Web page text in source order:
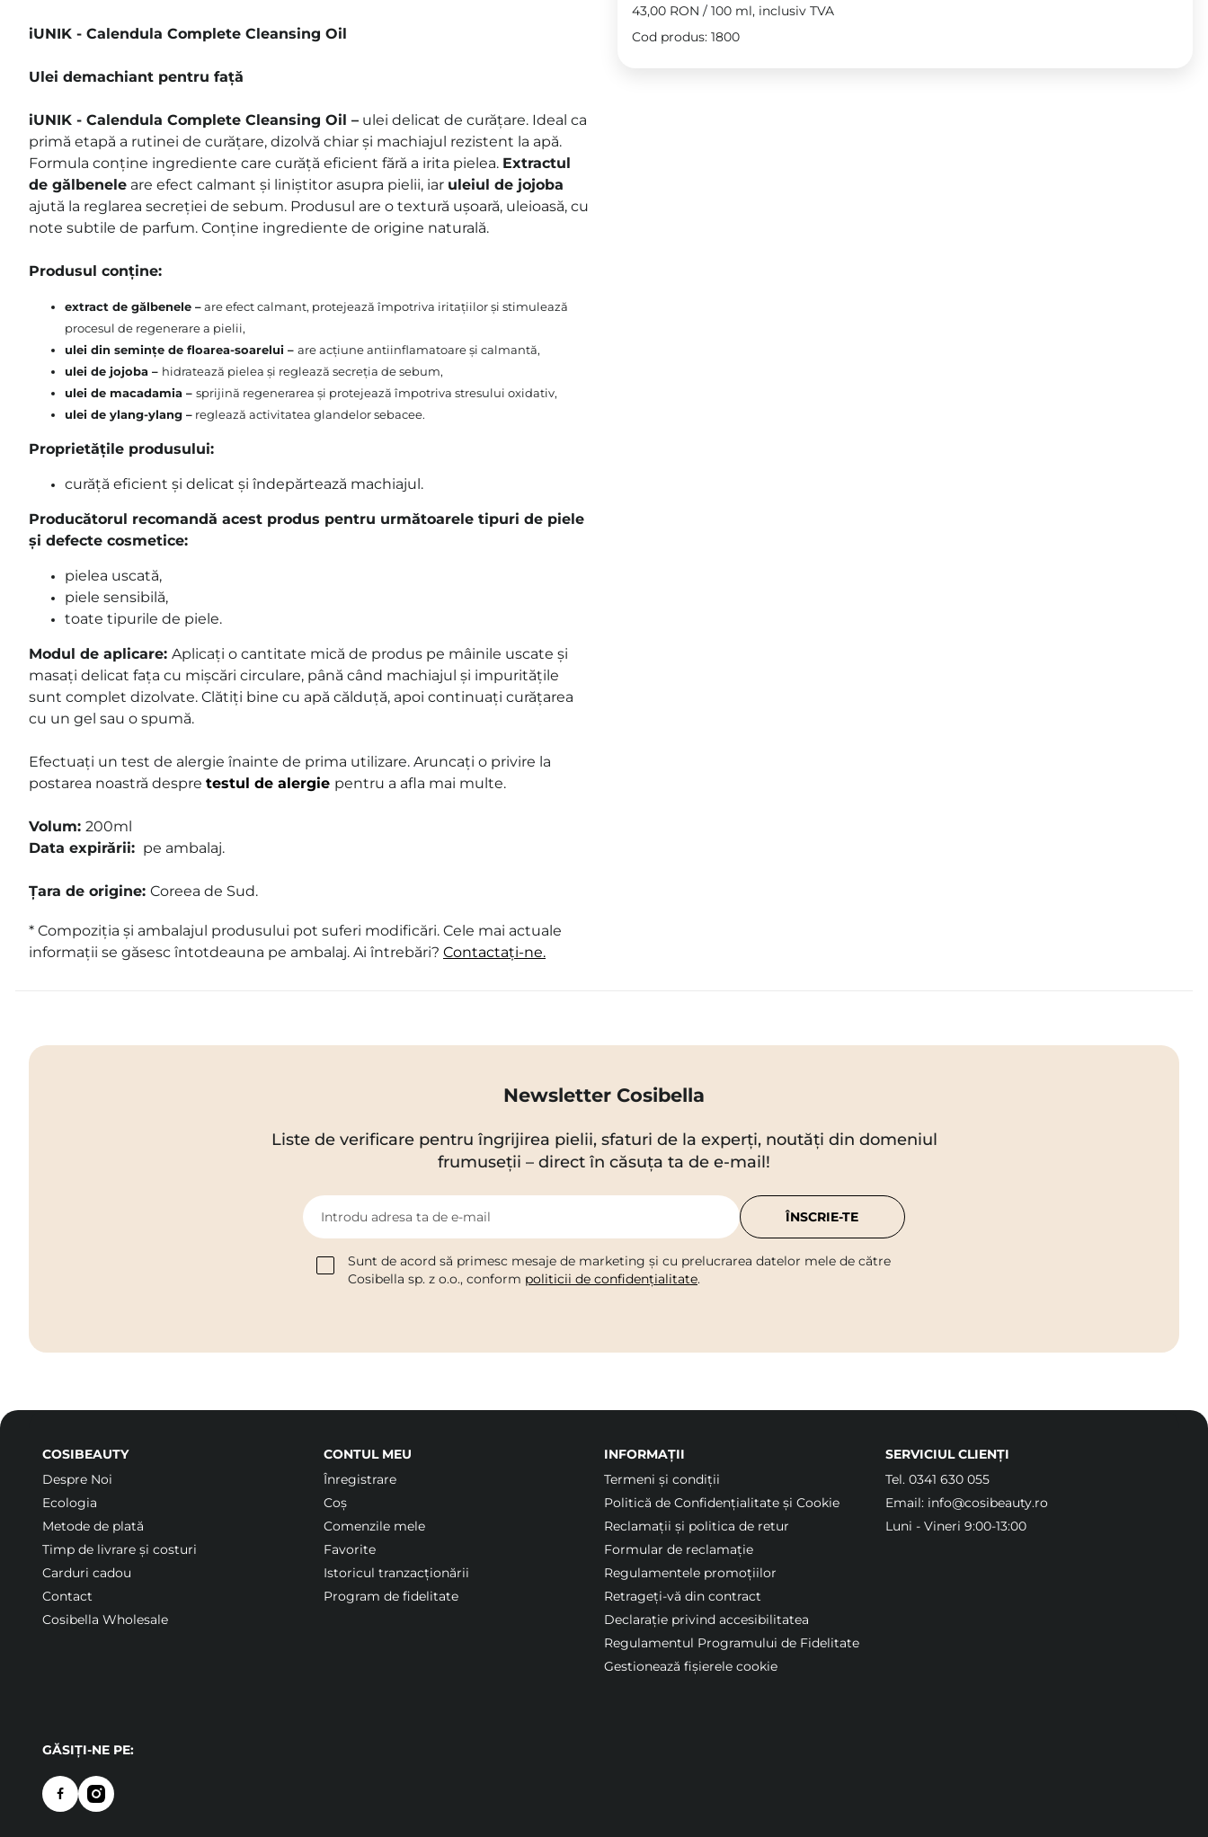
iUNIK - Calendula Complete Cleansing Oil
Ulei demachiant pentru față
iUNIK - Calendula Complete Cleansing Oil – ulei delicat de curățare. Ideal ca
primă etapă a rutinei de curățare, dizolvă chiar și machiajul rezistent la apă.
Formula conține ingrediente care curăță eficient fără a irita pielea. Extractul
de gălbenele are efect calmant și liniștitor asupra pielii, iar uleiul de jojoba
ajută la reglarea secreției de sebum. Produsul are o textură ușoară, uleioasă, cu
note subtile de parfum. Conține ingrediente de origine naturală.
Produsul conține:
extract de gălbenele –are efect calmant, protejează împotriva iritațiilor și stimulează
procesul de regenerare a pielii,
ulei din semințe de floarea-soarelui – are acțiune antiinflamatoare și calmantă,
ulei de jojoba – hidratează pielea și reglează secreția de sebum,
ulei de macadamia – sprijină regenerarea și protejează împotriva stresului oxidativ,
ulei de ylang-ylang – reglează activitatea glandelor sebacee.
Proprietățile produsului:
curăță eficient și delicat și îndepărtează machiajul.
Producătorul recomandă acest produs pentru următoarele tipuri de piele
și defecte cosmetice:
pielea uscată,
piele sensibilă,
toate tipurile de piele.
Modul de aplicare: Aplicați o cantitate mică de produs pe mâinile uscate și
masați delicat fața cu mișcări circulare, până când machiajul și impuritățile
sunt complet dizolvate. Clătiți bine cu apă călduță, apoi continuați curățarea
cu un gel sau o spumă.
Efectuați un test de alergie înainte de prima utilizare. Aruncați o privire la
postarea noastră despre testul de alergie pentru a afla mai multe.
Volum: 200ml
Data expirării: pe ambalaj.
Țara de origine: Coreea de Sud.
* Compoziția și ambalajul produsului pot suferi modificări. Cele mai actuale
informații se găsesc întotdeauna pe ambalaj. Ai întrebări? Contactați-ne.
43,00 RON / 100 ml, inclusiv TVA
Cod produs: 1800
Newsletter Cosibella
Liste de verificare pentru îngrijirea pielii, sfaturi de la experți, noutăți din domeniul
frumuseții – direct în căsuța ta de e-mail!
Introdu adresa ta de e-mail
Sunt de acord să primesc mesaje de marketing și cu prelucrarea datelor mele de către
Cosibella sp. z o.o., conform politicii de confidențialitate.
ÎNSCRIE-TE
COSIBEAUTY
Despre Noi
Ecologia
Metode de plată
Timp de livrare și costuri
Carduri cadou
Contact
Cosibella Wholesale
CONTUL MEU
Înregistrare
Coș
Comenzile mele
Favorite
Istoricul tranzacționării
Program de fidelitate
INFORMAȚII
Termeni şi condiții
Politică de Confidențialitate și Cookie
Reclamații și politica de retur
Formular de reclamație
Regulamentele promoțiilor
Retrageți-vă din contract
Declarație privind accesibilitatea
Regulamentul Programului de Fidelitate
Gestionează fișierele cookie
SERVICIUL CLIENȚI
Tel. 0341 630 055
Email: info@cosibeauty.ro
Luni - Vineri 9:00-13:00
GĂSIȚI-NE PE: